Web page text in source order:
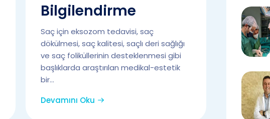
Bilgilendirme
Saç için eksozom tedavisi, saç
dökülmesi, saç kalitesi, saçlı deri sağlığı
ve saç foliküllerinin desteklenmesi gibi
başlıklarda araştırılan medikal-estetik
bir...
Devamını Oku